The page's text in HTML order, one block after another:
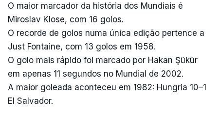
O maior marcador da história dos Mundiais é
Miroslav Klose, com 16 golos.
O recorde de golos numa única edição pertence a
Just Fontaine, com 13 golos em 1958.
O golo mais rápido foi marcado por Hakan Şükür
em apenas 11 segundos no Mundial de 2002.
A maior goleada aconteceu em 1982: Hungria 10–1
El Salvador.